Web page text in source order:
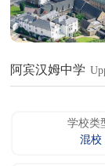
阿宾汉姆中学
学校类
混校